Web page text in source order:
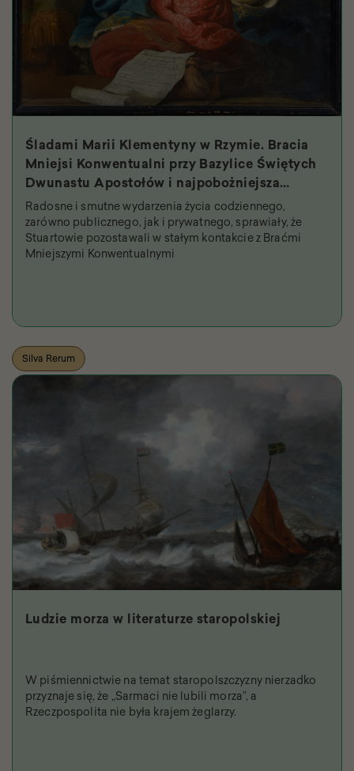
Śladami Marii Klementyny w Rzymie. Bracia
Mniejsi Konwentualni przy Bazylice Świętych
Dwunastu Apostołów i najpobożniejsza
królowa
Radosne i smutne wydarzenia życia codziennego,
zarówno publicznego, jak i prywatnego, sprawiały, że
Stuartowie pozostawali w stałym kontakcie z Braćmi
Mniejszymi Konwentualnymi
Silva Rerum
Ludzie morza w literaturze staropolskiej
W piśmiennictwie na temat staropolszczyzny nierzadko
przyznaje się, że „Sarmaci nie lubili morza”, a
Rzeczpospolita nie była krajem żeglarzy.